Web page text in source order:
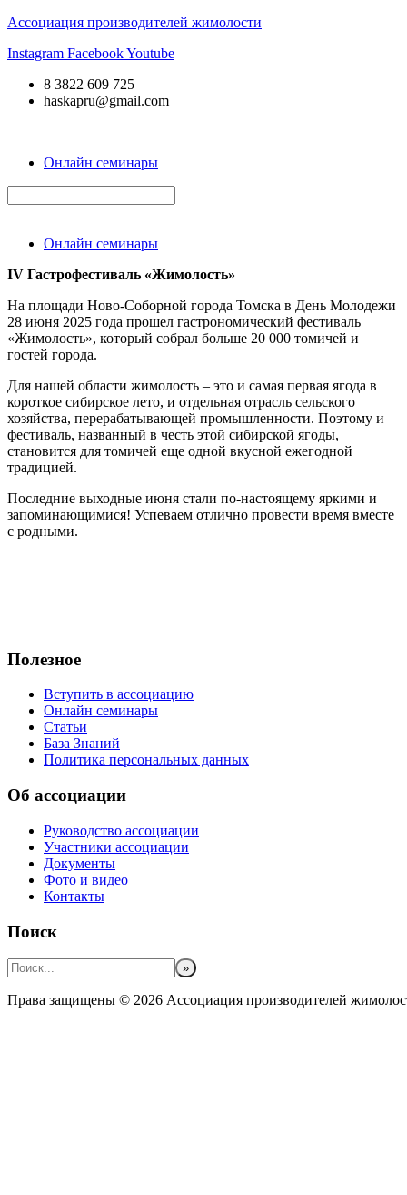
Ассоциация производителей жимолости
Instagram FacebookYoutube
8 3822 609 725
haskapru@gmail.com
Онлайн семинары
Онлайн семинары
IV Гастрофестиваль «Жимолость»
На площади Ново-Соборной города Томска в День Молодежи
28 июня 2025 года прошел гастрономический фестиваль
«Жимолость», который собрал больше 20 000 томичей и
гостей города.
Для нашей области жимолость – это и самая первая ягода в
короткое сибирское лето, и отдельная отрасль сельского
хозяйства, перерабатывающей промышленности. Поэтому и
фестиваль, названный в честь этой сибирской ягоды,
становится для томичей еще одной вкусной ежегодной
традицией.
Последние выходные июня стали по-настоящему яркими и
запоминающимися! Успеваем отлично провести время вместе
с родными.
Полезное
Вступить в ассоциацию
Онлайн семинары
Статьи
База Знаний
Политика персональных данных
Об ассоциации
Руководство ассоциации
Участники ассоциации
Документы
Фото и видео
Контакты
Поиск
Права защищены © 2026 Ассоциация производителей